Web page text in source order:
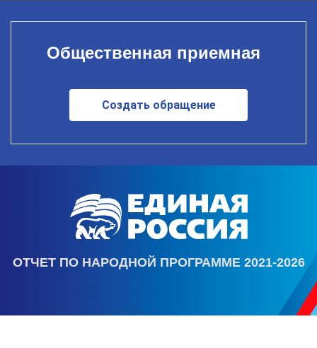
Общественная приемная
Создать обращение
ОТЧЕТ ПО НАРОДНОЙ ПРОГРАММЕ 2021-2026